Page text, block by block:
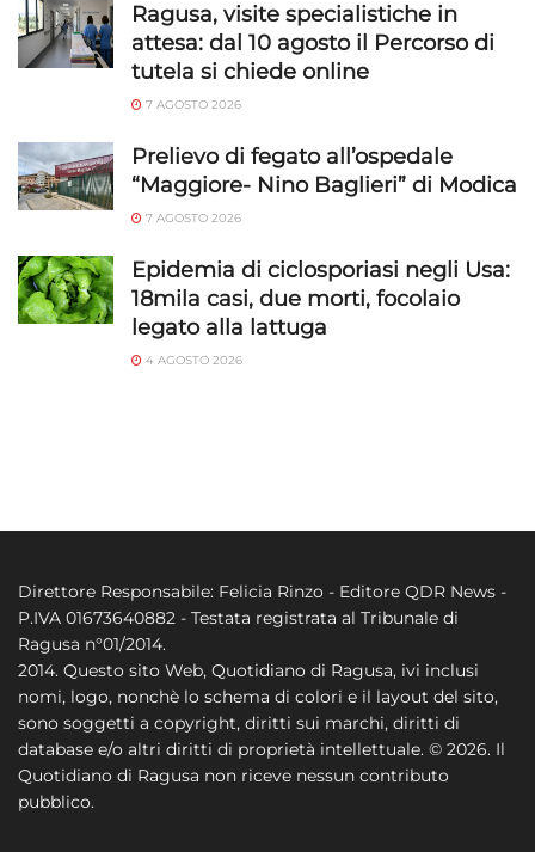
Ragusa, visite specialistiche in
attesa: dal 10 agosto il Percorso di
tutela si chiede online
7 AGOSTO 2026
Prelievo di fegato all’ospedale
“Maggiore- Nino Baglieri” di Modica
7 AGOSTO 2026
Epidemia di ciclosporiasi negli Usa:
18mila casi, due morti, focolaio
legato alla lattuga
4 AGOSTO 2026
Direttore Responsabile: Felicia Rinzo - Editore QDR News -
P.IVA 01673640882 - Testata registrata al Tribunale di
Ragusa n°01/2014.
2014. Questo sito Web, Quotidiano di Ragusa, ivi inclusi
nomi, logo, nonchè lo schema di colori e il layout del sito,
sono soggetti a copyright, diritti sui marchi, diritti di
database e/o altri diritti di proprietà intellettuale. © 2026. Il
Quotidiano di Ragusa non riceve nessun contributo
pubblico.